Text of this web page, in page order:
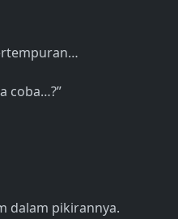
coba…?”
dalam pikirannya.